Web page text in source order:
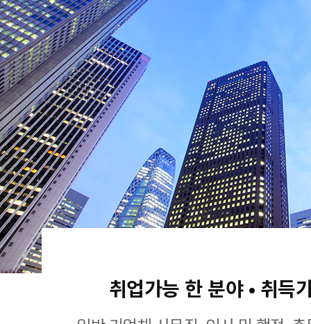
취업가능 한 분야 • 취득